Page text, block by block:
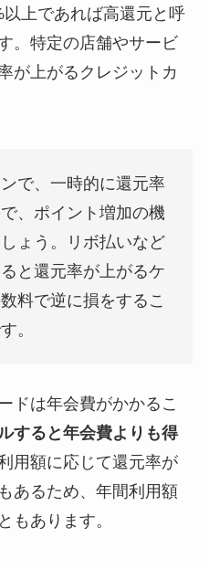
上であれば高還元と呼
。特定の店舗やサービ
が上がるクレジットカ
で、一時的に還元率
、ポイント増加の機
ょう。リボ払いなど
と還元率が上がるケ
料で逆に損をするこ
。
ドは年会費がかかるこ
すると年会費よりも得
用額に応じて還元率が
あるため、年間利用額
もあります。